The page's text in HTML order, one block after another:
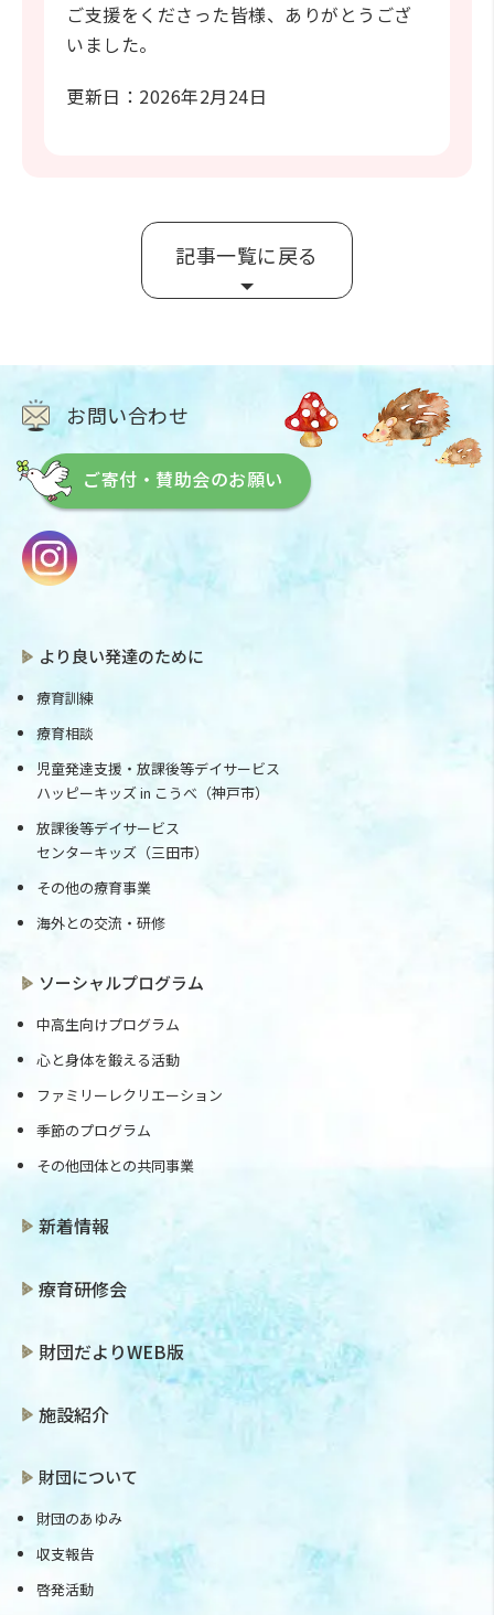
ご支援をくださった皆様、ありがとうござ
いました。
更新日：2026年2月24日
記事一覧に戻る
お問い合わせ
ご寄付・賛助会のお願い
より良い発達のために
療育訓練
療育相談
児童発達支援・放課後等デイサービス
ハッピーキッズ in こうべ（神戸市）
放課後等デイサービス
センターキッズ（三田市）
その他の療育事業
海外との交流・研修
ソーシャルプログラム
中高生向けプログラム
心と身体を鍛える活動
ファミリーレクリエーション
季節のプログラム
その他団体との共同事業
新着情報
療育研修会
財団だよりWEB版
施設紹介
財団について
財団のあゆみ
収支報告
啓発活動